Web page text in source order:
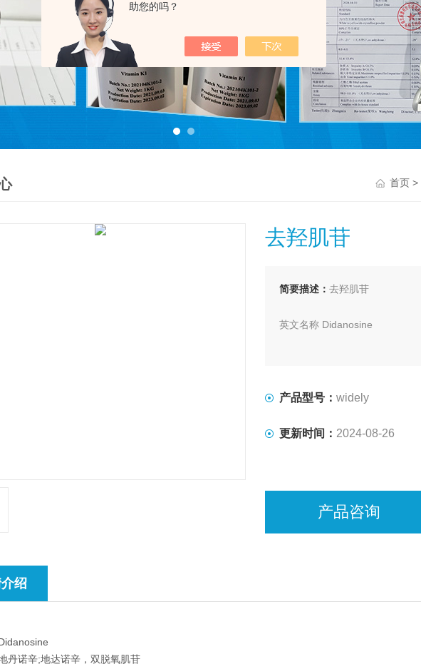
助您的吗？
首页>
去羟肌苷
简要描述：去羟肌苷
英文名称 Didanosine
化学名称 2',3'-双脱氧肌苷
CAS RN 69655-05-6
分 子 量 236.23
产品型号：widely
更新时间： 2024-08-26
产品咨询
绍
丹诺辛;地达诺辛，双脱氧肌苷